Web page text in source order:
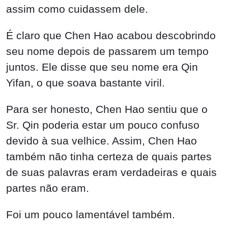
assim como cuidassem dele.
É claro que Chen Hao acabou descobrindo
seu nome depois de passarem um tempo
juntos. Ele disse que seu nome era Qin
Yifan, o que soava bastante viril.
Para ser honesto, Chen Hao sentiu que o
Sr. Qin poderia estar um pouco confuso
devido à sua velhice. Assim, Chen Hao
também não tinha certeza de quais partes
de suas palavras eram verdadeiras e quais
partes não eram.
Foi um pouco lamentável também.